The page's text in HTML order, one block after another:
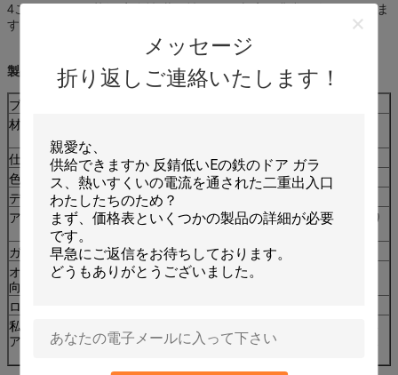
メッセージ
折り返しご連絡いたします！
4このパネルは,芸術,安全性,装飾性により,顧客に非常に人気がありま
す.
製品説明
ブランド/商品#
材料
仕上げ
2倍プライマー + 3倍色 表面塗料
色
異なる色が利用可能で,無料のカスタマイズ
デザイン
無料のカスタマイズ;OEMは受け入れられます.
アーチトラヴ
2つの面は内側と外側の両方で,アーキトラブがあり
ガラス
アートガラス/透明ガラス/冷凍ガラス
オープニング方
向
中へか外へか
ロック位置
私たちの木のド
ア機能
彫刻デザイン 木材を事前処理した 摩擦防止・防水